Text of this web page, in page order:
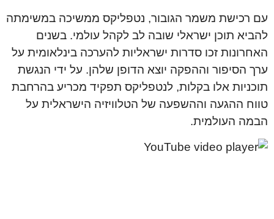
עם רכישת משמר הגובור, נטפליקס ממשיכה במשימתה
להביא תוכן ישראלי שובה לב לקהל עולמי. בשנים
האחרונות זכו סדרות ישראליות להערכה בינלאומית על
ערך הסיפור וההפקה יוצא הדופן שלהן. על ידי הנגשת
תוכניות אלו בקלות, לנטפליקס תפקיד מכריע בהרחבת
טווח ההגעה וההשפעה של הטלוויזיה הישראלית על
הבמה העולמית.